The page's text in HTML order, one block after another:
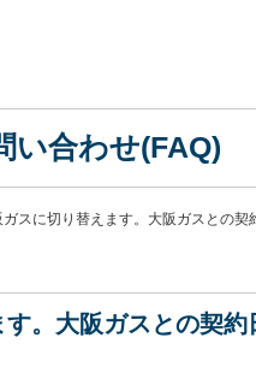
い合わせ(FAQ)
スに切り替えます。大阪ガスとの契
。大阪ガスとの契